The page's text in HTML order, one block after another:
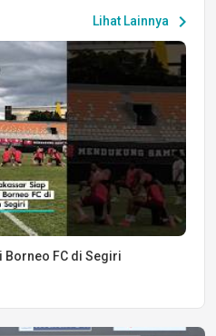
Lihat Lainnya chevron_right
Borneo FC di Segiri